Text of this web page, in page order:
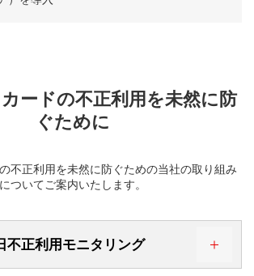
ードの不正利用を未然に防
ぐために
不正利用を未然に防ぐための当社の取り組み
についてご案内いたします。
正利用モニタリング